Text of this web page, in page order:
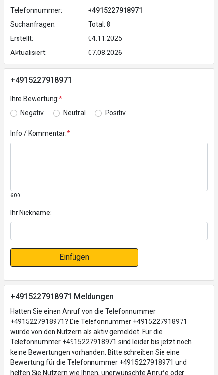
Telefonnummer:
+4915227918971
Suchanfragen:
Total: 8
Erstellt:
04.11.2025
Aktualisiert:
07.08.2026
+4915227918971
Ihre Bewertung:*
Negativ
Neutral Positiv
Info / Kommentar:*
600
Ihr Nickname:
Einfügen
+4915227918971 Meldungen
Hatten Sie einen Anruf von die Telefonnummer
+4915227918971? Die Telefonnummer +4915227918971
wurde von den Nutzern als aktiv gemeldet. Für die
Telefonnummer +4915227918971 sind leider bis jetzt noch
keine Bewertungen vorhanden. Bitte schreiben Sie eine
Bewertung für die Telefonnummer +4915227918971 und
helfen Sie Nutzern wie Ihnen, unerwünschte Anrufe oder